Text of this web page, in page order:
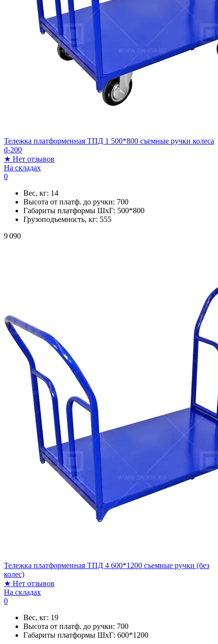
Тележка платформенная ТПД 1 500*800 съемные ручки колеса
d-200
★ Нет отзывов
На складах
0
Вес, кг: 14
Высота от платф. до ручки: 700
Габариты платформы ШxГ: 500*800
Грузоподъемность, кг: 555
9 090
Тележка платформенная ТПД 4 600*1200 съемные ручки (без
колес)
★ Нет отзывов
На складах
0
Вес, кг: 19
Высота от платф. до ручки: 700
Габариты платформы ШxГ: 600*1200